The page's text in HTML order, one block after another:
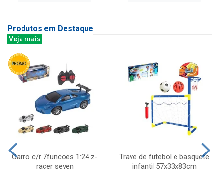
Produtos em Destaque
Veja mais
Carro c/r 7funcoes 1:24 z-
racer seven
Trave de futebol e basquete
infantil 57x33x83cm